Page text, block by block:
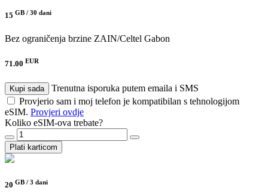
15 GB / 30 dani
Bez ograničenja brzine ZAIN/Celtel Gabon
71.00 EUR
Kupi sada
Trenutna isporuka putem emaila i SMS
Provjerio sam i moj telefon je kompatibilan s tehnologijom
eSIM. Provjeri ovdje
Koliko eSIM-ova trebate?
Plati karticom
20 GB / 3 dani